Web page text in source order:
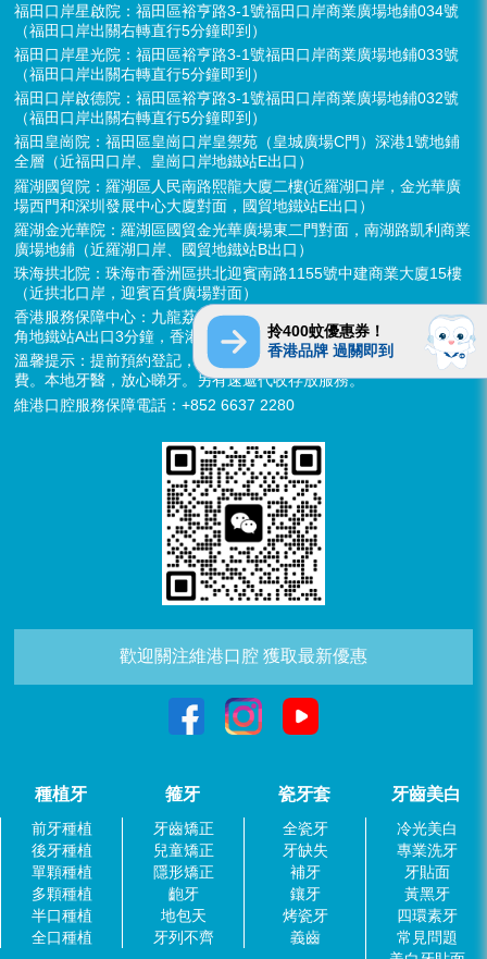
福田口岸星啟院：福田區裕亨路3-1號福田口岸商業廣場地鋪034號
（福田口岸出關右轉直行5分鐘即到）
福田口岸星光院：福田區裕亨路3-1號福田口岸商業廣場地鋪033號
（福田口岸出關右轉直行5分鐘即到）
福田口岸啟德院：福田區裕亨路3-1號福田口岸商業廣場地鋪032號
（福田口岸出關右轉直行5分鐘即到）
福田皇崗院：福田區皇崗口岸皇禦苑（皇城廣場C門）深港1號地鋪
全層（近福田口岸、皇崗口岸地鐵站E出口）
羅湖國貿院：羅湖區人民南路熙龍大廈二樓(近羅湖口岸，金光華廣
場西門和深圳發展中心大廈對面，國貿地鐵站E出口）
羅湖金光華院：羅湖區國貿金光華廣場東二門對面，南湖路凱利商業
廣場地鋪（近羅湖口岸、國貿地鐵站B出口）
珠海拱北院：珠海市香洲區拱北迎賓南路1155號中建商業大廈15樓
（近拱北口岸，迎賓百貨廣場對面）
香港服務保障中心：九龍荔枝角長裕街11號定豐中心1306室（荔枝
角地鐵站A出口3分鐘，香港辦公室暫不應診，提供網絡諮詢）
溫馨提示：提前預約登記，X-ray、CT院內檢查免費，3D數字掃描免
費。本地牙醫，放心睇牙。另有速遞代收存放服務。
維港口腔服務保障電話：+852 6637 2280
歡迎關注維港口腔 獲取最新優惠
種植牙
前牙種植
後牙種植
單顆種植
多顆種植
半口種植
全口種植
箍牙
牙齒矯正
兒童矯正
隱形矯正
齙牙
地包天
牙列不齊
瓷牙套
全瓷牙
牙缺失
補牙
鑲牙
烤瓷牙
義齒
牙齒美白
冷光美白
專業洗牙
牙貼面
黃黑牙
四環素牙
常見問題
拎400蚊優惠券！
香港品牌 過關即到